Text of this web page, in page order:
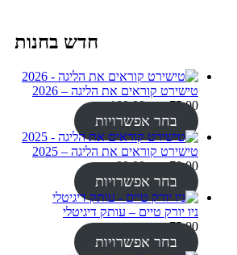
חדש בחנות
טישירט קוראים את הליגה – 2026
75.00
₪
–
180.00
₪טווח
מחירים:
עד
בחר אפשרויות
טישירט קוראים את הליגה – 2025
70.00
₪
–
80.00
₪טווח
מחירים:
עד
בחר אפשרויות
ניו יורק טיים – עותק דיגיטלי
75.00
₪
בחר אפשרויות